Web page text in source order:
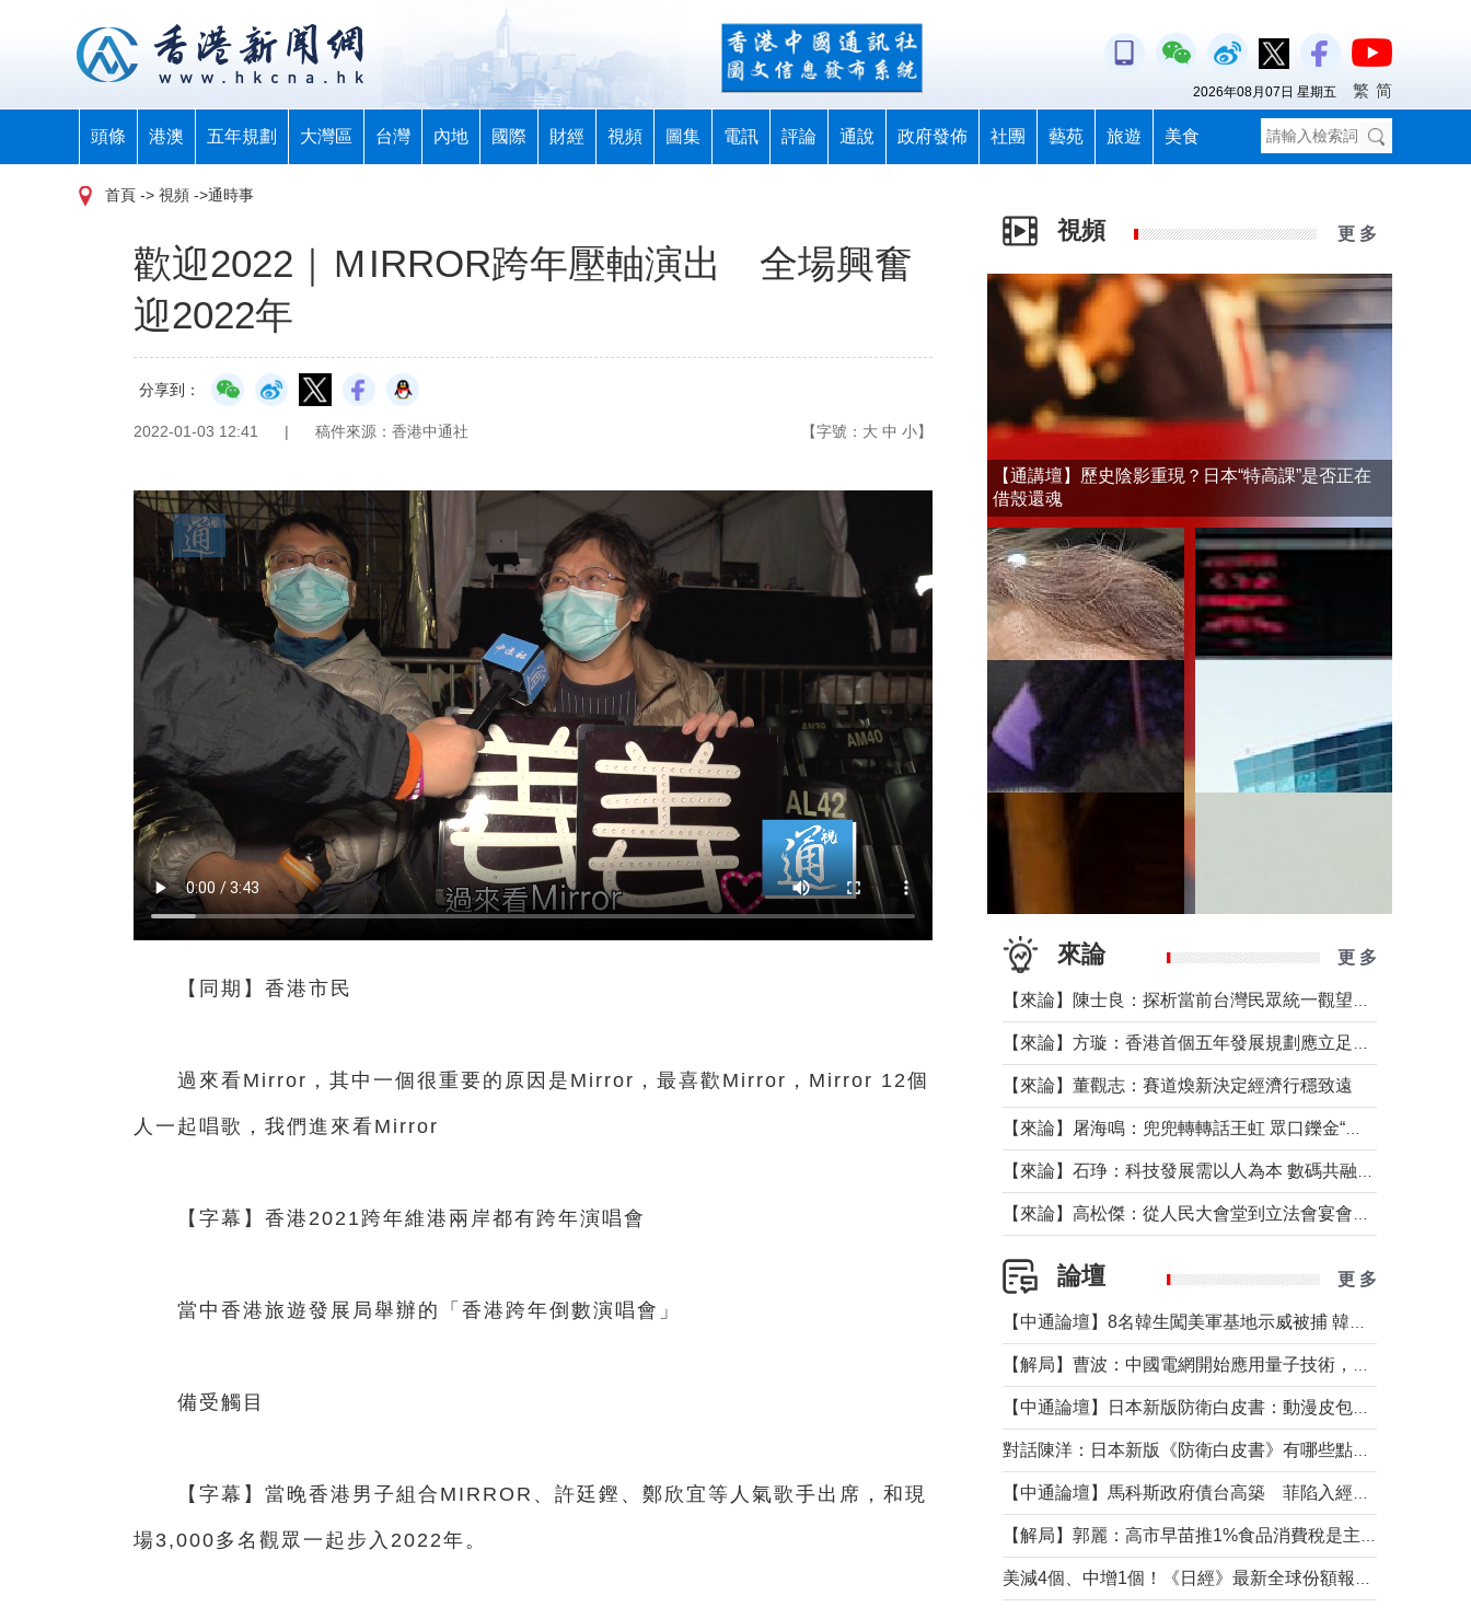
頭條 港澳 五年規劃 大灣區 台灣 內地 國際 財經 視頻 圖集 電訊 評論 通說 政府發佈 社團 藝苑 旅遊 美食
2026年08月07日 星期五 繁 简
首頁 -> 視頻 ->通時事
歡迎2022｜ＭIRROR跨年壓軸演出 全場興奮
迎2022年
分享到：
2022-01-03 12:41 | 稿件來源：香港中通社 【字號： 大 中 小】
【同期】香港市民
過來看Mirror，其中一個很重要的原因是Mirror，最喜歡Mirror，Mirror 12個
人一起唱歌，我們進來看Mirror
【字幕】香港2021跨年維港兩岸都有跨年演唱會
當中香港旅遊發展局舉辦的「香港跨年倒數演唱會」
備受觸目
【字幕】當晚香港男子組合MIRROR、許廷鏗、鄭欣宜等人氣歌手出席，和現
場3,000多名觀眾一起步入2022年。
視頻 更 多
【通講壇】歷史陰影重現？日本“特高課”是否正在
借殼還魂
來論 更 多
【來論】董觀志：賽道煥新決定經濟行穩致遠
論壇 更 多